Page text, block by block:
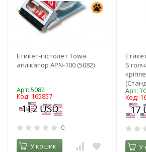
Етикет-пістолет Towa
аплікатор APN-100 (5082)
Арт: 5082
Код: 165857
0
У кошик
S
Арт:
Код:
У